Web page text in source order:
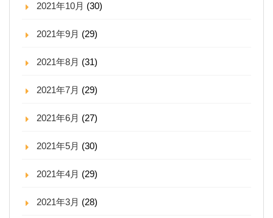
2021年10月 (30)
2021年9月 (29)
2021年8月 (31)
2021年7月 (29)
2021年6月 (27)
2021年5月 (30)
2021年4月 (29)
2021年3月 (28)